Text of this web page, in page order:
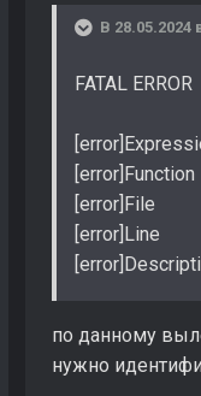
В 28.05.2024
FATAL ERROR
[error]File :
[error]Line
по данному
нужно